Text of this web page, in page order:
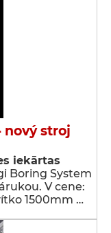
nový stroj
iekārtas
Boring System
V cene:
1500mm …